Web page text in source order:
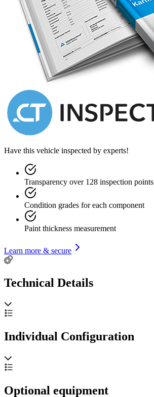
Have this vehicle inspected by experts!
Transparency over 128 inspection points
Condition grades for each component
Paint thickness measurement
Learn more & secure
Technical Details
Individual Configuration
Optional equipment